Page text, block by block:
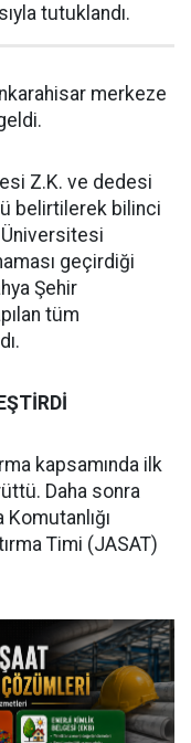
tutuklandı.
merkeze
Z.K. ve dedesi
belirtilerek bilinci
Üniversitesi
geçirdiği
Şehir
tüm
kapsamında ilk
Daha sonra
Timi (JASAT)